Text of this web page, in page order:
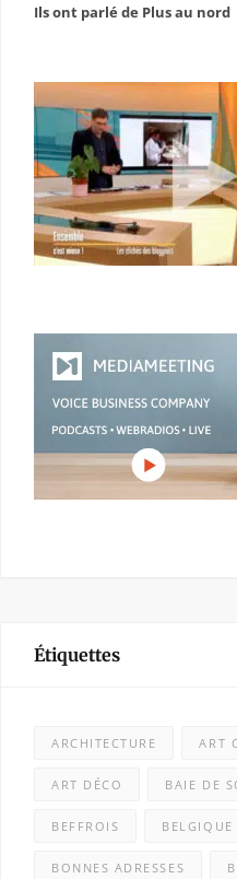
Ils ont parlé de Plus au nord
Étiquettes
ARCHITECTURE ART
ART DÉCO BAIE DE
BEFFROIS BELGIQUE
BONNES ADRESSES